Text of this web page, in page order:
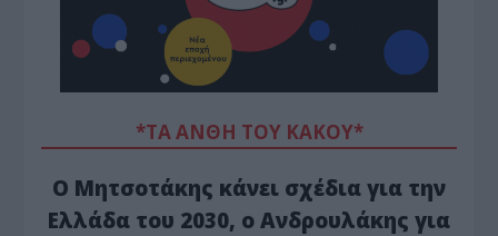
*ΤΑ ΆΝΘΗ ΤΟΥ ΚΑΚΟΎ*
Ο Μητσοτάκης κάνει σχέδια για την
Ελλάδα του 2030, ο Ανδρουλάκης για